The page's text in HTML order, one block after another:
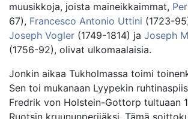
muusikkoja, joista maineikkaimmat,
67), Francesco Antonio Uttini (1723-
Joseph Vogler (1749-1814) ja Joseph
(1756-92), olivat ulkomaalaisia.
Jonkin aikaa Tukholmassa toimi
Sen toi mukanaan Lyypekin
Fredrik von Holstein-Gottorp tultuaan
Ruotsin kruununperijäksi. Tämä